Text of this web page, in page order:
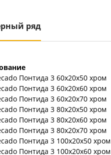
ряд
Понтида 3 60x20x50 хром
Понтида 3 60x20x60 хром
Понтида 3 60x20x70 хром
Понтида 3 80x20x50 хром
Понтида 3 80x20x60 хром
Понтида 3 80x20x70 хром
Понтида 3 100x20x50 хром
Понтида 3 100x20x60 хром